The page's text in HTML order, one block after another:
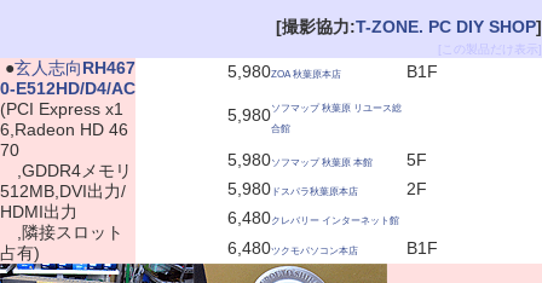
[撮影協力:T-ZONE. PC DIY SHOP]
[この製品だけ表示]
●玄人志向RH467
0-E512HD/D4/AC
(PCI Express x1
6,Radeon HD 46
70
,GDDR4メモリ
512MB,DVI出力/
HDMI出力
,隣接スロット
占有)
5,980ZOA 秋葉原本店 B1F
5,980ソフマップ 秋葉原 リユース総
合館
5,980ソフマップ 秋葉原 本館
5F
5,980 ドスパラ秋葉原本店
2F
6,480クレバリー インターネット館
6,480ツクモパソコン本店 B1F